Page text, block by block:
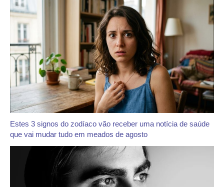
Estes 3 signos do zodíaco vão receber uma notícia de saúde
que vai mudar tudo em meados de agosto